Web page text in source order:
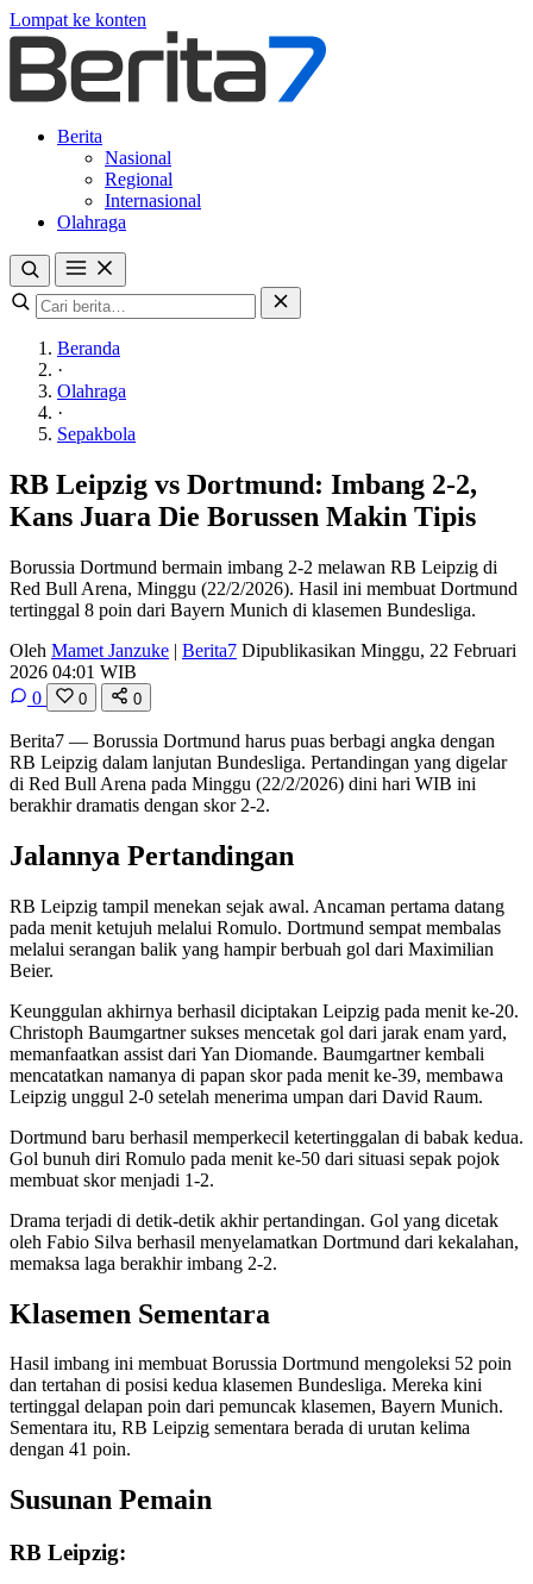
Lompat ke konten
Berita
Nasional
Regional
Internasional
Olahraga
Beranda
·
Olahraga
·
Sepakbola
RB Leipzig vs Dortmund: Imbang 2-2,
Kans Juara Die Borussen Makin Tipis
Borussia Dortmund bermain imbang 2-2 melawan RB Leipzig di
Red Bull Arena, Minggu (22/2/2026). Hasil ini membuat Dortmund
tertinggal 8 poin dari Bayern Munich di klasemen Bundesliga.
Oleh Mamet Janzuke | Berita7 Dipublikasikan Minggu, 22 Februari
2026 04:01 WIB
0
0 0
Berita7 — Borussia Dortmund harus puas berbagi angka dengan
RB Leipzig dalam lanjutan Bundesliga. Pertandingan yang digelar
di Red Bull Arena pada Minggu (22/2/2026) dini hari WIB ini
berakhir dramatis dengan skor 2-2.
Jalannya Pertandingan
RB Leipzig tampil menekan sejak awal. Ancaman pertama datang
pada menit ketujuh melalui Romulo. Dortmund sempat membalas
melalui serangan balik yang hampir berbuah gol dari Maximilian
Beier.
Keunggulan akhirnya berhasil diciptakan Leipzig pada menit ke-20.
Christoph Baumgartner sukses mencetak gol dari jarak enam yard,
memanfaatkan assist dari Yan Diomande. Baumgartner kembali
mencatatkan namanya di papan skor pada menit ke-39, membawa
Leipzig unggul 2-0 setelah menerima umpan dari David Raum.
Dortmund baru berhasil memperkecil ketertinggalan di babak kedua.
Gol bunuh diri Romulo pada menit ke-50 dari situasi sepak pojok
membuat skor menjadi 1-2.
Drama terjadi di detik-detik akhir pertandingan. Gol yang dicetak
oleh Fabio Silva berhasil menyelamatkan Dortmund dari kekalahan,
memaksa laga berakhir imbang 2-2.
Klasemen Sementara
Hasil imbang ini membuat Borussia Dortmund mengoleksi 52 poin
dan tertahan di posisi kedua klasemen Bundesliga. Mereka kini
tertinggal delapan poin dari pemuncak klasemen, Bayern Munich.
Sementara itu, RB Leipzig sementara berada di urutan kelima
dengan 41 poin.
Susunan Pemain
RB Leipzig: